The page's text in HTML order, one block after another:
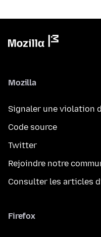
Mozilla
Signaler une violation
Code source
Twitter
Rejoindre notre
Consulter les articles
Firefox